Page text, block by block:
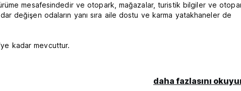
mesafesindedir ve otopark, mağazalar, turistik bilgiler ve
değişen odaların yanı sıra aile dostu ve karma yatakhaneler de
kadar mevcuttur.
daha fazlasını